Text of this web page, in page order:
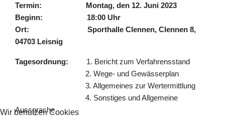
Termin: Montag, den 12. Juni 2023
Beginn: 18:00 Uhr
Ort: Sporthalle Clennen, Clennen 8,
04703 Leisnig
Tagesordnung: 1. Bericht zum Verfahrensstand
2. Wege- und Gewässerplan
3. Allgemeines zur Wertermittlung
4. Sonstiges und Allgemeine
Aussprache
Wir benutzen Cookies